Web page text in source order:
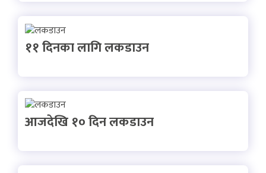
११ दिनका लागि लकडाउन
आजदेखि १० दिन लकडाउन